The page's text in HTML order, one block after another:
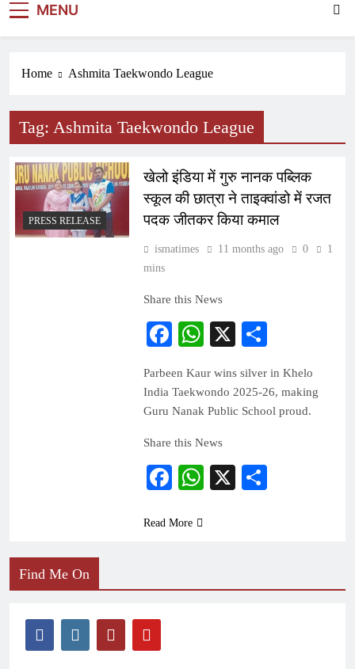
MENU
Home Ashmita Taekwondo League
Tag: Ashmita Taekwondo League
PRESS RELEASE
खेलो इंडिया में गुरु नानक पब्लिक
स्कूल की छात्रा ने ताइक्वांडो में रजत
पदक जीतकर किया कमाल
ismatimes 11 months ago 0
1
mins
Share this News
Facebook
WhatsApp
X
Parbeen Kaur wins silver in Khelo
India Taekwondo 2025-26, making
Guru Nanak Public School proud.
Share this News
Facebook
WhatsApp
X
Read More
Find Me On